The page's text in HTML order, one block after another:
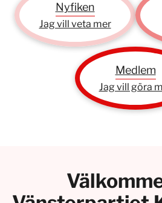
Nyfiken
Jag vill veta mer
Medlem
Jag vill göra